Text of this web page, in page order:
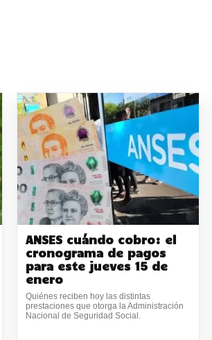
ANSES cuándo cobro: el
cronograma de pagos
para este jueves 15 de
enero
Quiénes reciben hoy las distintas
prestaciones que otorga la Administración
Nacional de Seguridad Social.